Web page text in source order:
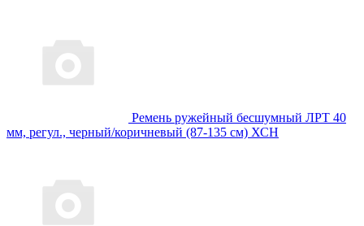
Ремень ружейный бесшумный ЛРТ 40
мм, регул., черный/коричневый (87-135 см) ХСН